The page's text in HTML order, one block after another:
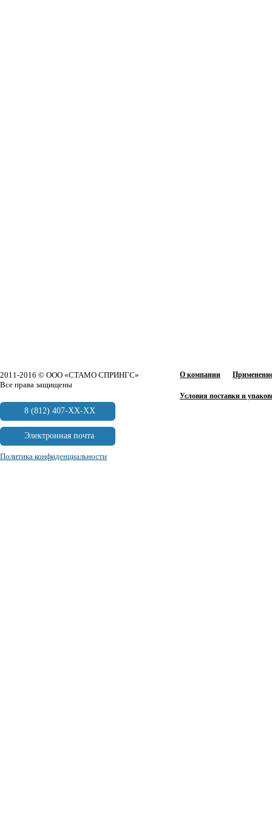
О компании
Условия поставки и
2011-2016 © ООО «СТАМО СПРИНГС»
Все права защищены
8 (812) 407-XX-XX
Электронная почта
Политика конфиденциальности